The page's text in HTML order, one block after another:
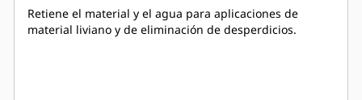
Retiene el material y el agua para aplicaciones de
material liviano y de eliminación de desperdicios.